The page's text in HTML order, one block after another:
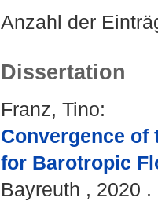
Anzahl der
Dissertation
Franz, Tino:
Convergence of
for Barotropic
Bayreuth , 2020 .